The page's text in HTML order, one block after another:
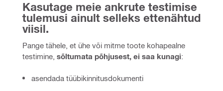
Kasutage meie ankrute testimise
tulemusi ainult selleks ettenähtud
viisil.
Pange tähele, et ühe või mitme toote kohapealne
testimine, sõltumata põhjusest, ei saa kunagi:
asendada tüübikinnitusdokumenti